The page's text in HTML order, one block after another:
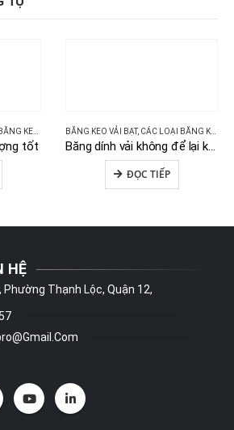
BĂNG KEO VẢI BẠT
tốt
BĂNG KEO VẢI BẠT, CÁC LOẠI BĂNG KEO KHÁC
Băng dính vải không để lại keo V6
ĐỌC TIẾP
HỆ
Phường Thạnh Lộc, Quận 12,